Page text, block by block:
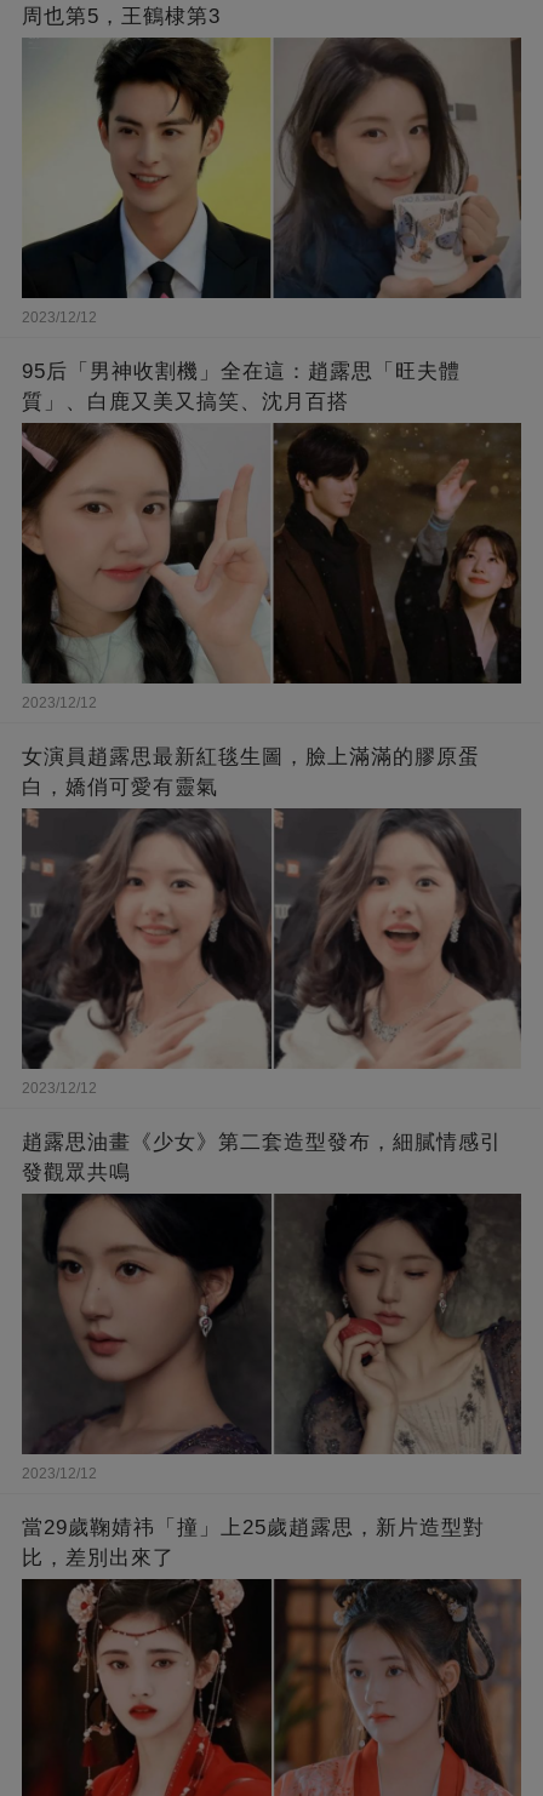
周也第5，王鶴棣第3
2023/12/12
95后「男神收割機」全在這：趙露思「旺夫體
質」、白鹿又美又搞笑、沈月百搭
2023/12/12
女演員趙露思最新紅毯生圖，臉上滿滿的膠原蛋
白，嬌俏可愛有靈氣
2023/12/12
趙露思油畫《少女》第二套造型發布，細膩情感引
發觀眾共鳴
2023/12/12
當29歲鞠婧祎「撞」上25歲趙露思，新片造型對
比，差別出來了